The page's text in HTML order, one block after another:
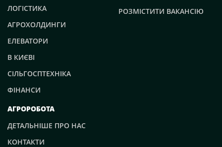
ЛОГІСТИКА
АГРОХОЛДИНГИ
ЕЛЕВАТОРИ
В КИЄВІ
СІЛЬГОСПТЕХНІКА
ФІНАНСИ
РОЗМІСТИТИ ВАКАНСІЮ
АГРОРОБОТА
ДЕТАЛЬНІШЕ ПРО НАС
КОНТАКТИ